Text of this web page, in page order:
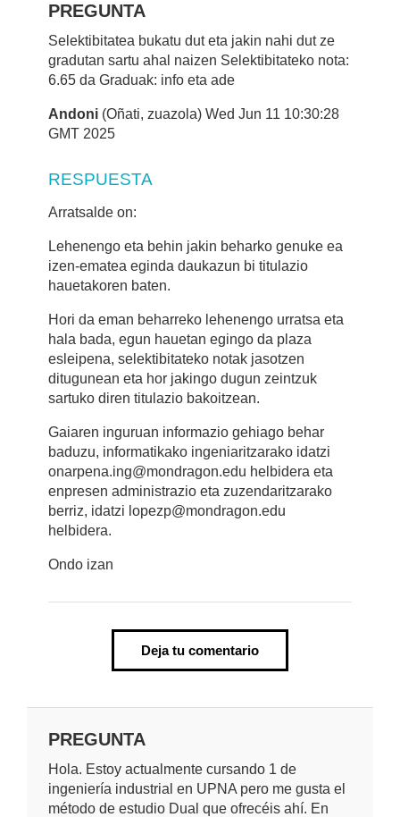
PREGUNTA
Selektibitatea bukatu dut eta jakin nahi dut ze
gradutan sartu ahal naizen Selektibitateko nota:
6.65 da Graduak: info eta ade
Andoni (Oñati, zuazola) Wed Jun 11 10:30:28
GMT 2025
RESPUESTA
Arratsalde on:
Lehenengo eta behin jakin beharko genuke ea
izen-ematea eginda daukazun bi titulazio
hauetakoren baten.
Hori da eman beharreko lehenengo urratsa eta
hala bada, egun hauetan egingo da plaza
esleipena, selektibitateko notak jasotzen
ditugunean eta hor jakingo dugun zeintzuk
sartuko diren titulazio bakoitzean.
Gaiaren inguruan informazio gehiago behar
baduzu, informatikako ingeniaritzarako idatzi
onarpena.ing@mondragon.edu helbidera eta
enpresen administrazio eta zuzendaritzarako
berriz, idatzi lopezp@mondragon.edu
helbidera.
Ondo izan
Deja tu comentario
PREGUNTA
Hola. Estoy actualmente cursando 1 de
ingeniería industrial en UPNA pero me gusta el
método de estudio Dual que ofrecéis ahí. En